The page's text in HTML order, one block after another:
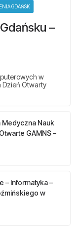
GDAŃSK
–
w
Dzień Otwarty
Nauk
GAMNS –
– Informatyka –
w